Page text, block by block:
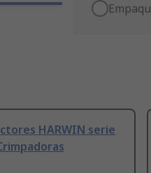
HARWIN serie